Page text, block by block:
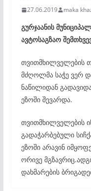
27.06.2019 maka
გურჯაანის
ავტოსაგზაო
თვითმხილველების
მძღოლმა საჭე ვერ
ნაწილიდან
ეზოში შევარდა.
თვითმხილველების
გადაჭარბებული
ეზოში არავინ
ორივე
დახმარების